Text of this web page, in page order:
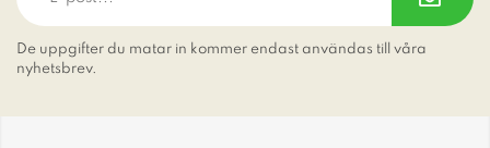
De uppgifter du matar in kommer endast användas till våra
nyhetsbrev.